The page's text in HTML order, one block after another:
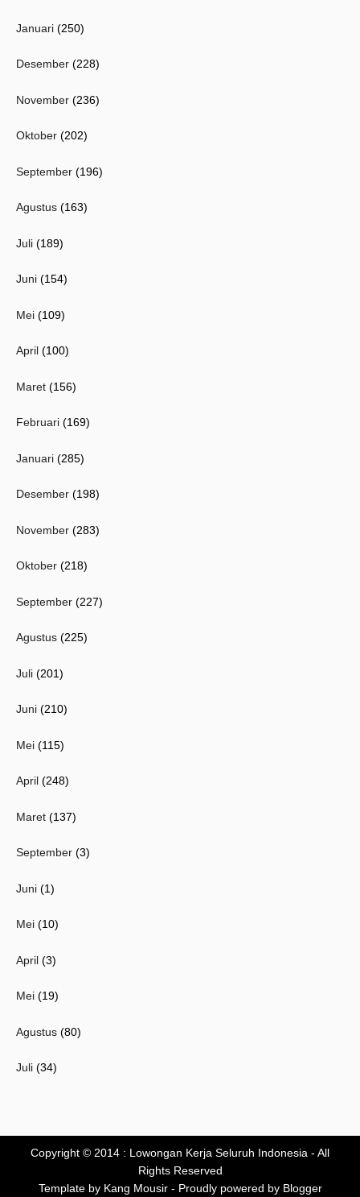
Januari (250)
Desember (228)
November (236)
Oktober (202)
September (196)
Agustus (163)
Juli (189)
Juni (154)
Mei (109)
April (100)
Maret (156)
Februari (169)
Januari (285)
Desember (198)
November (283)
Oktober (218)
September (227)
Agustus (225)
Juli (201)
Juni (210)
Mei (115)
April (248)
Maret (137)
September (3)
Juni (1)
Mei (10)
April (3)
Mei (19)
Agustus (80)
Juli (34)
Copyright © 2014 : Lowongan Kerja Seluruh Indonesia - All
Rights Reserved
Template by Kang Mousir- Proudly powered by Blogger